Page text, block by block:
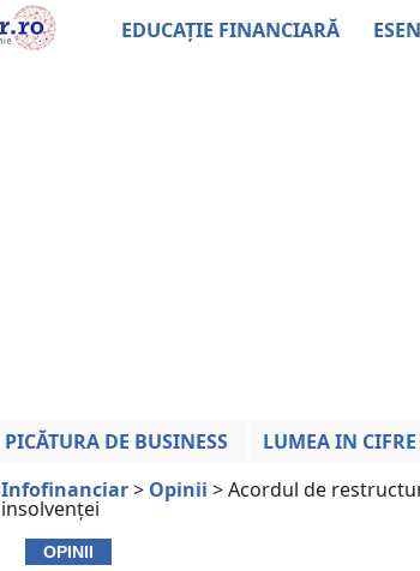
EDUCAȚIE FINANCIARĂ
PICĂTURA DE BUSINESS LUMEA IN CIFRE
Infofinanciar> Opinii >Acordul de
insolvenței
OPINII